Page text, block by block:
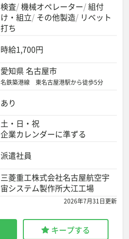
検査 機械オペレーター 組付
け・組立 その他製造 リベット
打ち
時給1,700円
愛知県 名古屋市
名鉄築港線 東名古屋港駅から徒歩5分
あり
土・日・祝
企業カレンダーに準ずる
派遣社員
三菱重工株式会社名古屋航空宇
宙システム製作所大江工場
2026年7月31日更新
キープする